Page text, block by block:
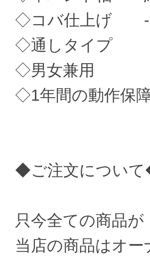
◇コバ仕上げ
◇通しタイ
◇男女兼用
◇1年間の動作保
◆ご注文につい
只今全ての商品
当店の商品はオ